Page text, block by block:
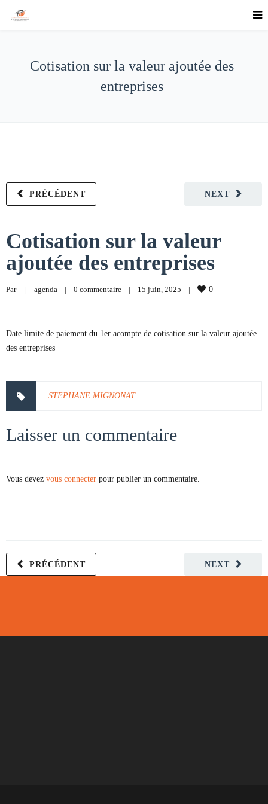
Cotisation sur la valeur ajoutée des
entreprises
NEXT
PRÉCÉDENT
Cotisation sur la valeur
ajoutée des entreprises
Par | agenda | 0 commentaire | 15 juin, 2025 | 0
Date limite de paiement du 1er acompte de cotisation sur la valeur ajoutée
des entreprises
STEPHANE MIGNONAT
Laisser un commentaire
Vous devez vous connecter pour publier un commentaire.
NEXT
PRÉCÉDENT